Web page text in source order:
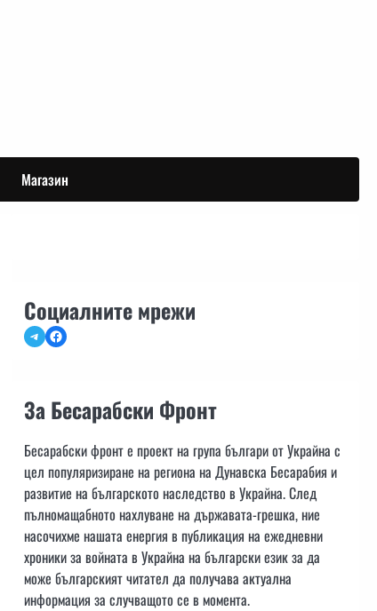
Магазин
Социалните мрежи
TelegramFacebook
За Бесарабски Фронт
Бесарабски фронт е проект на група българи от Украйна с
цел популяризиране на региона на Дунавска Бесарабия и
развитие на българското наследство в Украйна. След
пълномащабното нахлуване на държавата-грешка, ние
насочихме нашата енергия в публикация на ежедневни
хроники за войната в Украйна на български език за да
може българският читател да получава актуална
информация за случващото се в момента.